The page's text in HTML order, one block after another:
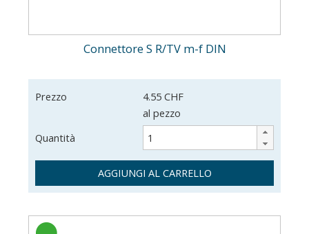
Connettore S R/TV m-f DIN
Prezzo
4.55 CHF
al pezzo
Quantità
AGGIUNGI AL CARRELLO